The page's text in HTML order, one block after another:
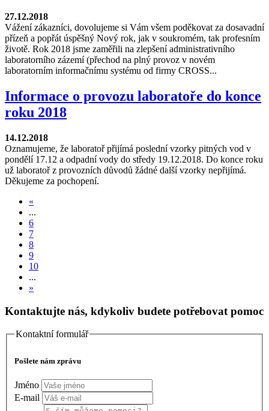
27.12.2018
Vážení zákazníci, dovolujeme si Vám všem poděkovat za dosavadní
přízeň a popřát úspěšný Nový rok, jak v soukromém, tak profesním
životě. Rok 2018 jsme zaměřili na zlepšení administrativního
laboratorního zázemí (přechod na plný provoz v novém
laboratorním informačnímu systému od firmy CROSS...
Informace o provozu laboratoře do konce
roku 2018
14.12.2018
Oznamujeme, že laboratoř přijímá poslední vzorky pitných vod v
pondělí 17.12 a odpadní vody do středy 19.12.2018. Do konce roku
už laboratoř z provozních důvodů žádné další vzorky nepřijímá.
Děkujeme za pochopení.
«
...
6
7
8
9
10
...
»
Kontaktujte nás, kdykoliv budete potřebovat pomoc
Kontaktní formulář
Pošlete nám zprávu
Jméno
E-mail